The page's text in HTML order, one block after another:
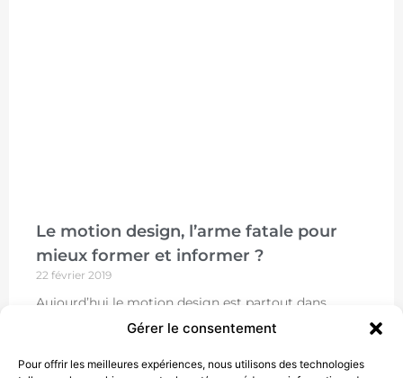
Gérer le consentement
Pour offrir les meilleures expériences, nous utilisons des technologies
Le motion design, l’arme fatale pour
mieux former et informer ?
22 février 2019
Aujourd’hui le motion design est partout dans
l’entreprise : formations, présentations,
succès ? Je m’intéresse ici au motion